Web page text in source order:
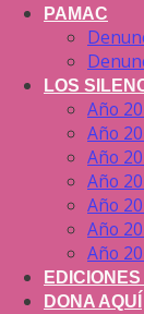
PAMAC
LOS
Año
Año
Año
Año
Año
Año
Año
DONA AQUÍ